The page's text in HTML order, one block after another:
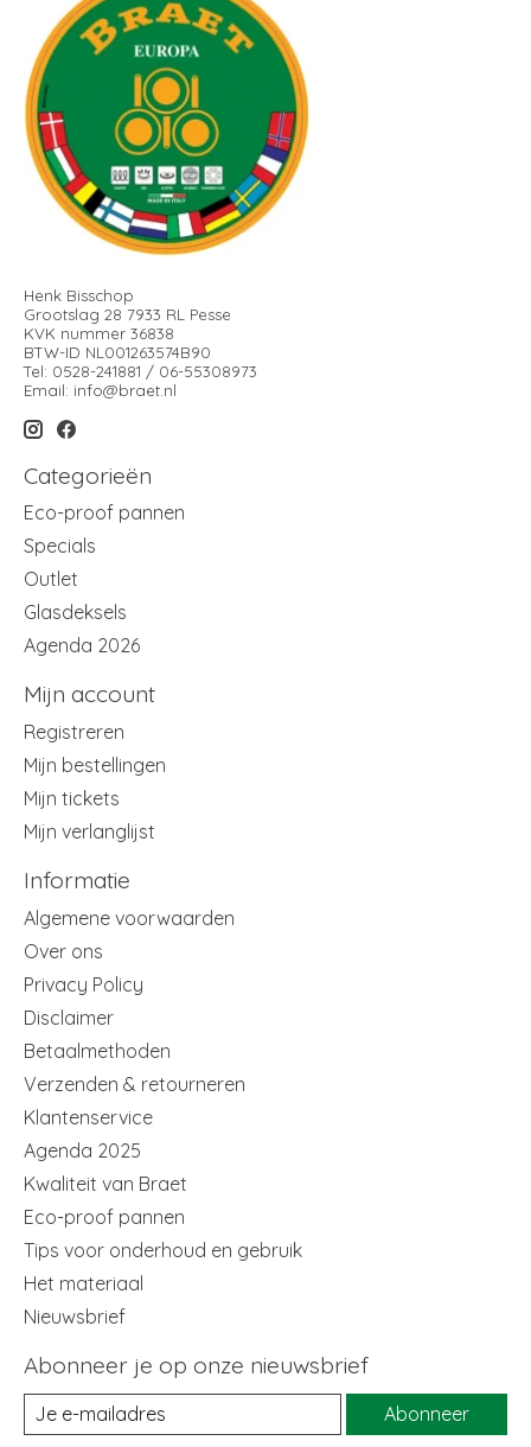
Henk Bisschop
Grootslag 28 7933 RL Pesse
KVK nummer 36838
BTW-ID NL001263574B90
Tel: 0528-241881 / 06-55308973
Email: info@braet.nl
Categorieën
Eco-proof pannen
Specials
Outlet
Glasdeksels
Agenda 2026
Mijn account
Registreren
Mijn bestellingen
Mijn tickets
Mijn verlanglijst
Informatie
Algemene voorwaarden
Over ons
Privacy Policy
Disclaimer
Betaalmethoden
Verzenden & retourneren
Klantenservice
Agenda 2025
Kwaliteit van Braet
Eco-proof pannen
Tips voor onderhoud en gebruik
Het materiaal
Nieuwsbrief
Abonneer je op onze nieuwsbrief
Abonneer